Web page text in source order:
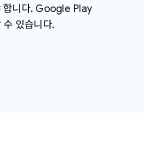
합니다. Google Play
있습니다.